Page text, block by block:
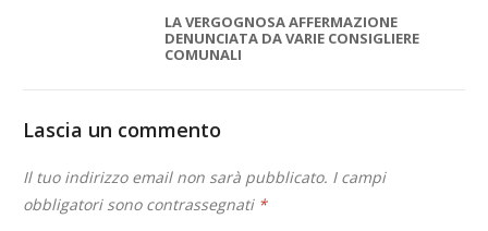
LA VERGOGNOSA AFFERMAZIONE
DENUNCIATA DA VARIE CONSIGLIERE
COMUNALI
Lascia un commento
Il tuo indirizzo email non sarà pubblicato. I campi
obbligatori sono contrassegnati *